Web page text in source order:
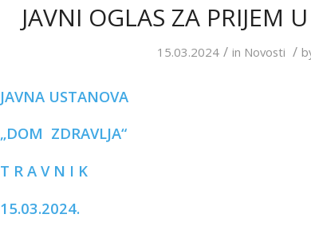
JAVNI OGLAS ZA PRIJEM
15.03.2024 / in Novosti /
JAVNA USTANOVA
„DOM ZDRAVLJA“
T R A V N I K
15.03.2024.